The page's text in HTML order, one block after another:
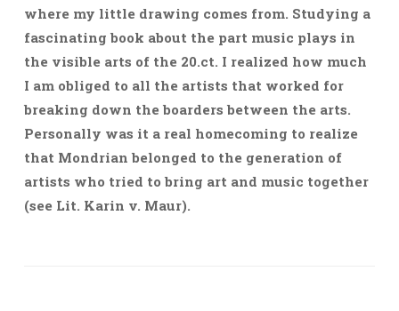
where my little drawing comes from. Studying a
fascinating book about the part music plays in
the visible arts of the 20.ct. I realized how much
I am obliged to all the artists that worked for
breaking down the boarders between the arts.
Personally was it a real homecoming to realize
that Mondrian belonged to the generation of
artists who tried to bring art and music together
(see Lit. Karin v. Maur).